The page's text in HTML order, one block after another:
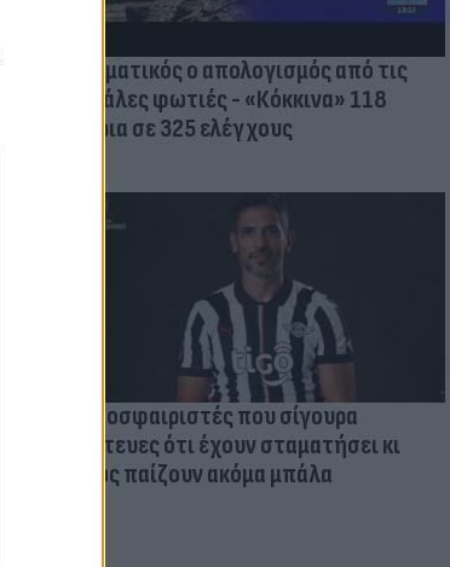
Δραματικός ο απολογισμός από τις
μεγάλες φωτιές - «Κόκκινα» 118
κτίρια σε 325 ελέγχους
Ποδοσφαιριστές που σίγουρα
πίστευες ότι έχουν σταματήσει κι
όμως παίζουν ακόμα μπάλα